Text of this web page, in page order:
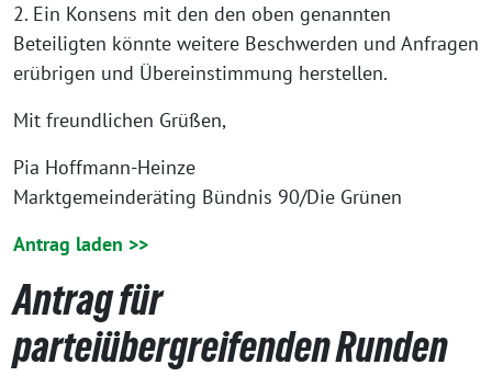
2. Ein Konsens mit den den oben genannten
Beteiligten könnte weitere Beschwerden und Anfragen
erübrigen und Übereinstimmung herstellen.
Mit freundlichen Grüßen,
Pia Hoffmann-Heinze
Marktgemeinderäting Bündnis 90/Die Grünen
Antrag laden >>
Antrag für
parteiübergreifenden Runden